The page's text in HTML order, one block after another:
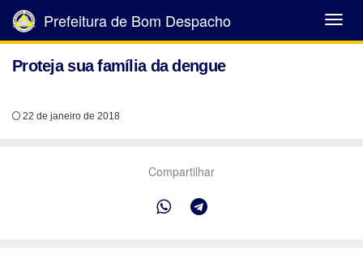
Abrir
Menu
Prefeitura de Bom Despacho
Proteja sua família da dengue
22 de janeiro de 2018
Compartilhar